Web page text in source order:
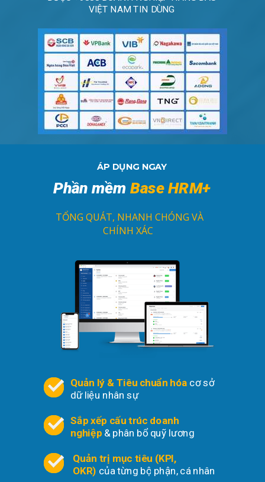
ÁP DỤNG NGAY
Phần mềm Base HRM+
Quản lý & Tiêu chuẩn hóa cơ sở
dữ liệu nhân sự
Sắp xếp cấu trúc doanh
nghiệp & phân bổ quỹ lương
Quản trị mục tiêu (KPI,
OKR) của từng bộ phận, cá nhân
TỔNG QUÁT, NHANH CHÓNG VÀ
CHÍNH XÁC
VIỆT NAM TIN DÙNG